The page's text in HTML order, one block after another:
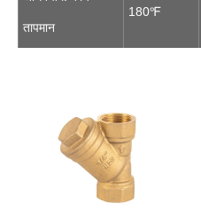
तापमान
180℉